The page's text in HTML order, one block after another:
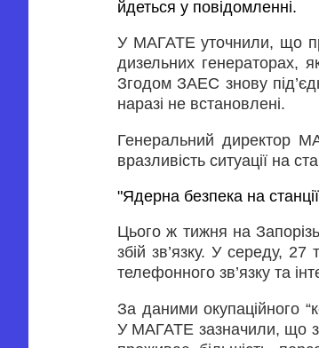
йдеться у повідомленні.
У МАГАТЕ уточнили, що
дизельних генераторах,
Згодом ЗАЕС знову
наразі не встановлені.
Генеральний директор
вразливість ситуації на
"Ядерна безпека на
Цього ж тижня на
збій зв’язку. У середу,
телефонного зв’язку та
За даними окупаційного
У МАГАТЕ зазначили, що